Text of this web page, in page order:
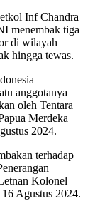
Inf Chandra
menembak tiga
di wilayah
hingga tewas.
anggotanya
oleh Tentara
Merdeka
2024.
terhadap
Kolonel
Agustus 2024.